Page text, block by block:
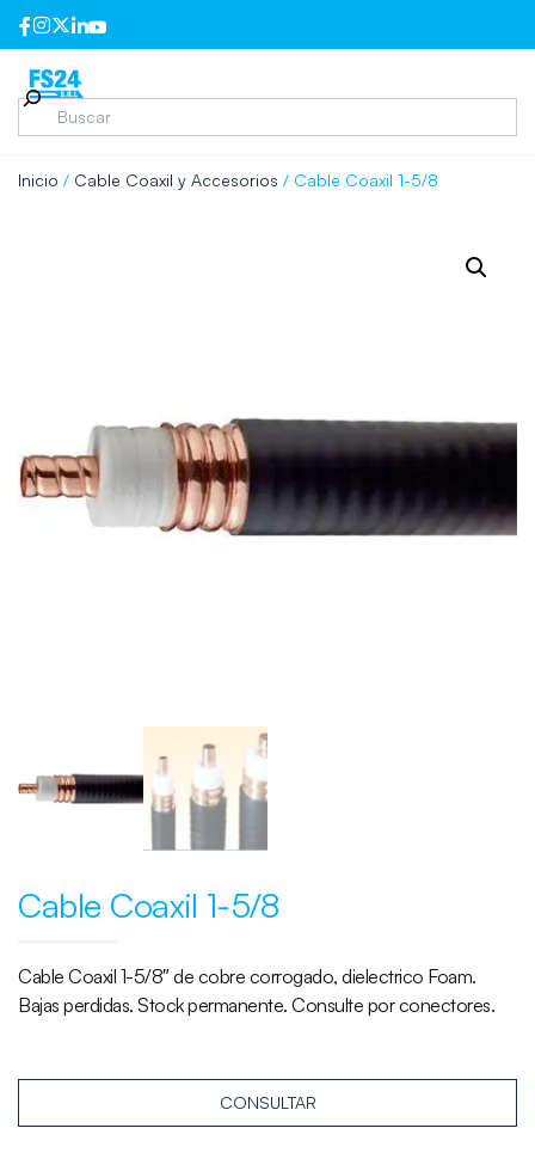
Inicio / Cable Coaxil y Accesorios / Cable Coaxil 1-5/8
Cable Coaxil 1-5/8
Cable Coaxil 1-5/8″ de cobre corrogado, dielectrico Foam.
Bajas perdidas. Stock permanente. Consulte por conectores.
CONSULTAR